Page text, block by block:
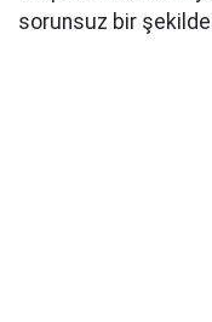
sorunsuz bir